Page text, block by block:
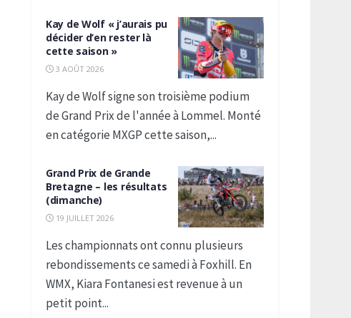
Kay de Wolf « j’aurais pu
décider d’en rester là
cette saison »
3 AOÛT 2026
Kay de Wolf signe son troisième podium
de Grand Prix de l'année à Lommel. Monté
en catégorie MXGP cette saison,...
Grand Prix de Grande
Bretagne – les résultats
(dimanche)
19 JUILLET 2026
Les championnats ont connu plusieurs
rebondissements ce samedi à Foxhill. En
WMX, Kiara Fontanesi est revenue à un
petit point...